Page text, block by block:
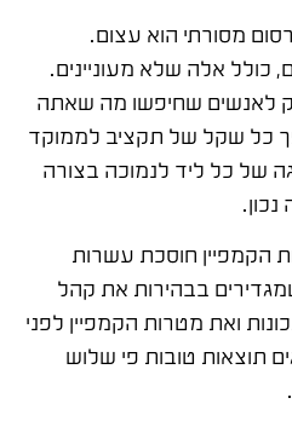
מסורתי הוא עצום.
כולל אלה שלא מעוניינים.
לאנשים שחיפשו מה שאתה
כל שקל של תקציב לממוקד
של כל ליד לנמוכה בצורה
הקמפיין חוסכת עשרות
בבהירות את קהל
ואת מטרות הקמפיין לפני
תוצאות טובות פי שלוש